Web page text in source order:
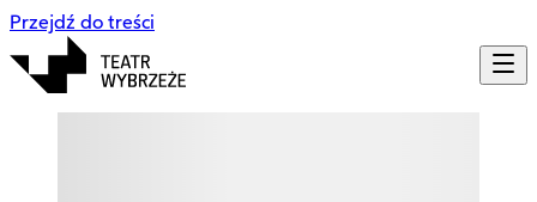
Przejdź do treści